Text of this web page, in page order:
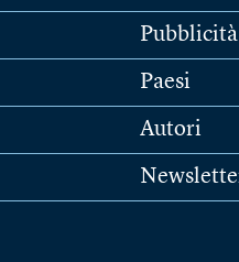
Pubblicità
Paesi
Autori